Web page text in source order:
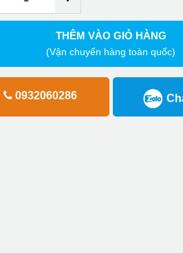
THÊM VÀO GIỎ HÀNG
(Vận chuyển hàng toàn quốc)
0932060286